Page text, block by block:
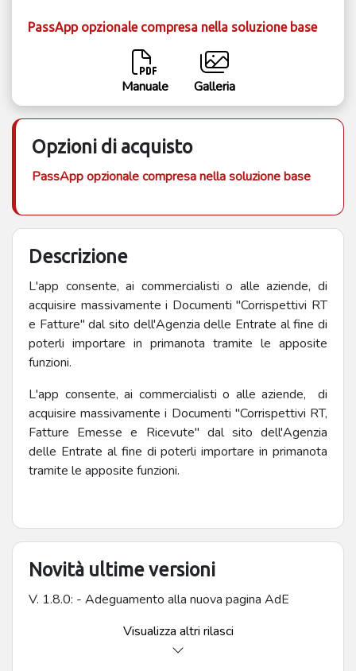
PassApp opzionale compresa nella soluzione base
Manuale Galleria
Opzioni di acquisto
PassApp opzionale compresa nella soluzione base
Descrizione
L'app consente, ai commercialisti o alle aziende, di
acquisire massivamente i Documenti "Corrispettivi RT
e Fatture" dal sito dell'Agenzia delle Entrate al fine di
poterli importare in primanota tramite le apposite
funzioni.
L'app consente, ai commercialisti o alle aziende, di
acquisire massivamente i Documenti "Corrispettivi RT,
Fatture Emesse e Ricevute" dal sito dell'Agenzia
delle Entrate al fine di poterli importare in primanota
tramite le apposite funzioni.
Novità ultime versioni
V. 1.8.0: - Adeguamento alla nuova pagina AdE
Visualizza altri rilasci